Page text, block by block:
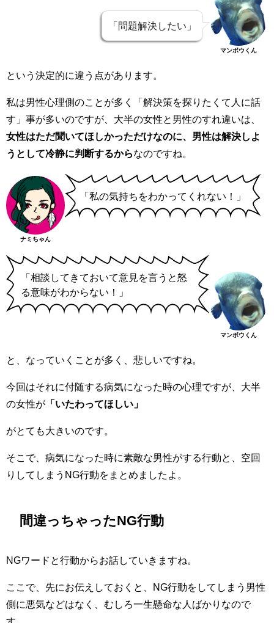
「問題解決したい」
マンボウくん
という決定的に違う点があります。
私は男性心理側のことが多く「解決策を探りたくて人に話
す」事が多いのですが、大半の女性と男性のすれ違いは、
女性はただ聞いてほしかっただけなのに、男性は解決しよ
うとして冷静に判断するからなのですね。
ナミちゃん
「私の気持ちをわかってくれない！」
「相談してきておいて意見を言うと怒
る意味がわからない！」
マンボウくん
と、なっていくことが多く、悲しいですね。
今回はそれに付随する病気になった時の心理ですが、大半
の女性が 「いたわってほしい」
がとても大きいのです。
そこで、病気になった時に素敵な男性がする行動と、空回
りしてしまうNG行動をまとめましたよ。
間違っちゃったNG行動
NGワードと行動からお話していきますね。
ここで、先にお伝えしておくと、NG行動をしてしまう男性
側に悪気などはなく、むしろ一生懸命な人ばかりなので
す。